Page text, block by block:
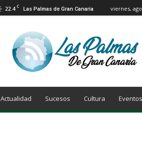
22.4 C Las Palmas de Gran Canaria viernes,
Las
Palmas
de
Canaria
Actualidad Sucesos Cultura Eventos